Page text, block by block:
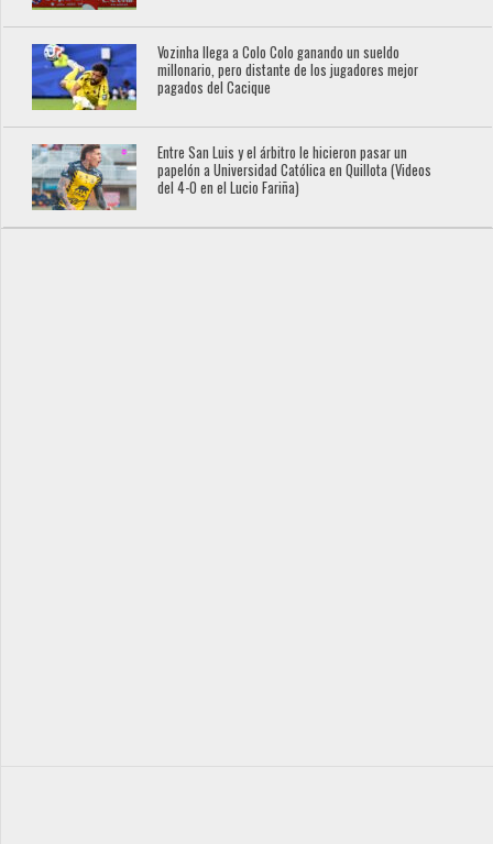
Vozinha llega a Colo Colo ganando un sueldo
millonario, pero distante de los jugadores mejor
pagados del Cacique
Entre San Luis y el árbitro le hicieron pasar un
papelón a Universidad Católica en Quillota (Videos
del 4-0 en el Lucio Fariña)